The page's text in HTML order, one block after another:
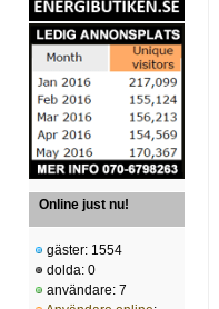
Online just nu!
gäster: 1554
dolda: 0
användare: 7